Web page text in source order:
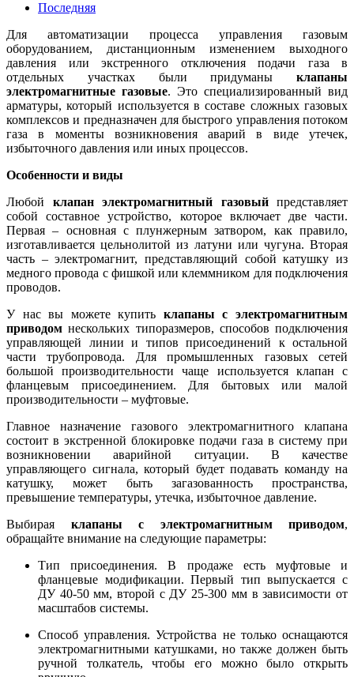
Последняя
Для автоматизации процесса управления газовым
оборудованием, дистанционным изменением выходного
давления или экстренного отключения подачи газа в
отдельных участках были придуманы клапаны
электромагнитные газовые. Это специализированный вид
арматуры, который используется в составе сложных газовых
комплексов и предназначен для быстрого управления потоком
газа в моменты возникновения аварий в виде утечек,
избыточного давления или иных процессов.
Особенности и виды
Любой клапан электромагнитный газовыйпредставляет
собой составное устройство, которое включает две части.
Первая – основная с плунжерным затвором, как правило,
изготавливается цельнолитой из латуни или чугуна. Вторая
часть – электромагнит, представляющий собой катушку из
медного провода с фишкой или клеммником для подключения
проводов.
У нас вы можете купить клапаны с электромагнитным
приводом нескольких типоразмеров, способов подключения
управляющей линии и типов присоединений к остальной
части трубопровода. Для промышленных газовых сетей
большой производительности чаще используется клапан с
фланцевым присоединением. Для бытовых или малой
производительности – муфтовые.
Главное назначение газового электромагнитного клапана
состоит в экстренной блокировке подачи газа в систему при
возникновении аварийной ситуации. В качестве
управляющего сигнала, который будет подавать команду на
катушку, может быть загазованность пространства,
превышение температуры, утечка, избыточное давление.
Выбирая клапаны с электромагнитным приводом,
обращайте внимание на следующие параметры:
Тип присоединения. В продаже есть муфтовые и
фланцевые модификации. Первый тип выпускается с
ДУ 40-50 мм, второй с ДУ 25-300 мм в зависимости от
масштабов системы.
Способ управления. Устройства не только оснащаются
электромагнитными катушками, но также должен быть
ручной толкатель, чтобы его можно было открыть